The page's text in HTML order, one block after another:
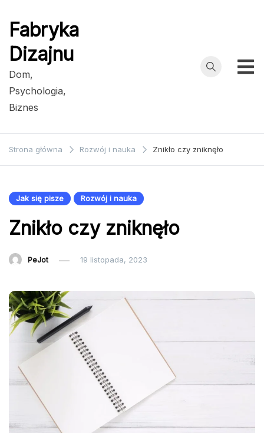
Fabryka
Dizajnu
Dom,
Psychologia,
Biznes
Strona główna Rozwój i nauka Znikło czy zniknęło
Jak się pisze Rozwój i nauka
Znikło czy zniknęło
PeJot 19 listopada, 2023